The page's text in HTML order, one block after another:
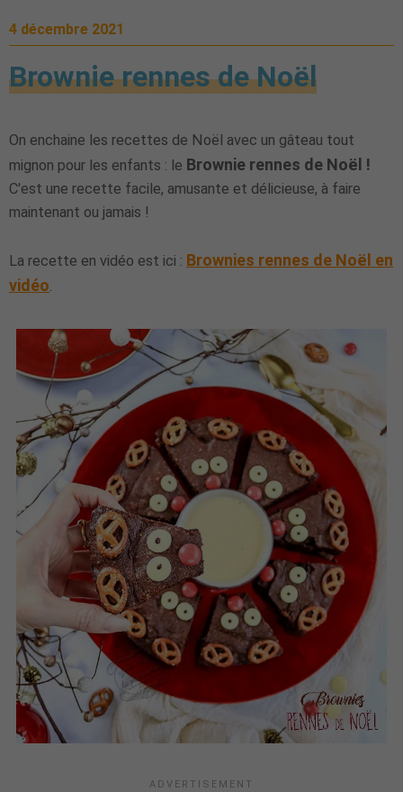
4 décembre 2021
Brownie rennes de Noël
On enchaine les recettes de Noël avec un gâteau tout
mignon pour les enfants : le Brownie rennes de Noël !
C'est une recette facile, amusante et délicieuse, à faire
maintenant ou jamais !
La recette en vidéo est ici : Brownies rennes de Noël en
vidéo